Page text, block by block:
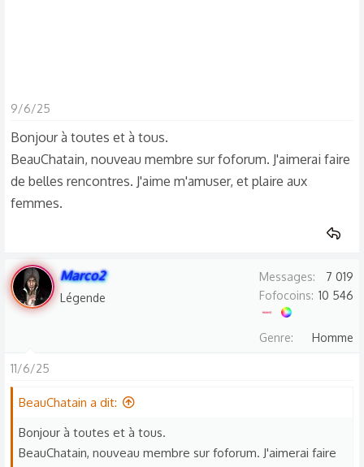
9/6/25
Bonjour à toutes et à tous.
BeauChatain, nouveau membre sur foforum. J'aimerai faire
de belles rencontres. J'aime m'amuser, et plaire aux
femmes.
Marco2
Légende
Messages
7 019
Fofocoins 10 546
Genre Homme
11/6/25
BeauChatain a dit:
Bonjour à toutes et à tous.
BeauChatain, nouveau membre sur foforum. J'aimerai faire